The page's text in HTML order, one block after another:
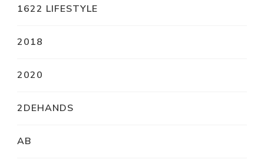
1622 LIFESTYLE
2018
2020
2DEHANDS
AB